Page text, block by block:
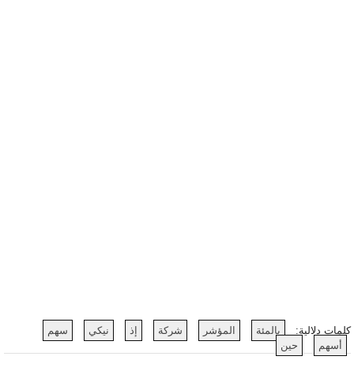
كلمات دلالية: بالمئة المؤشر شركة إذ نيكي
سهم
أسهم
حين